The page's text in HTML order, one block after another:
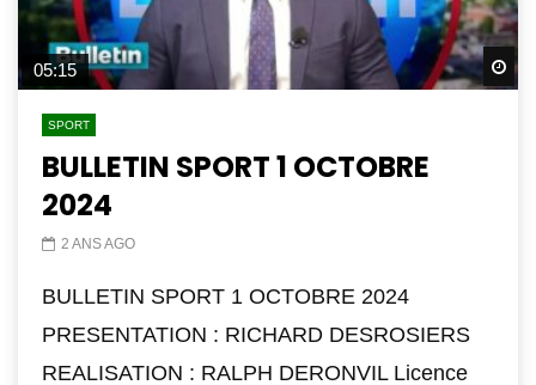
05:15
SPORT
BULLETIN SPORT 1 OCTOBRE
2024
2 ANS AGO
BULLETIN SPORT 1 OCTOBRE 2024
PRESENTATION : RICHARD DESROSIERS
REALISATION : RALPH DERONVIL Licence